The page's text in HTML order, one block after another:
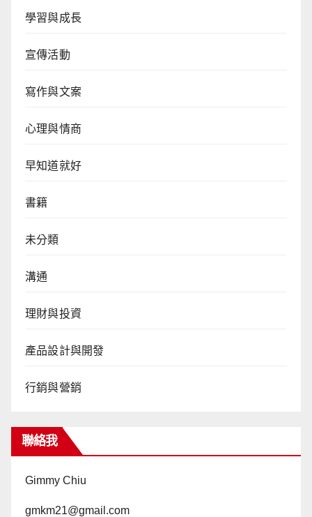
學習與成長
宣傳活動
寫作與文案
心理與情商
早知道就好
書籍
未分類
溝通
理財與投資
產品設計與開發
行銷與營銷
聯絡我
Gimmy Chiu
gmkm21@gmail.com